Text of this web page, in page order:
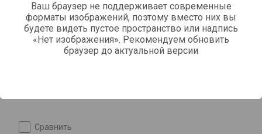
Ваш браузер не поддерживает современные
форматы изображений, поэтому вместо них вы
будете видеть пустое пространство или надпись
«Нет изображения». Рекомендуем обновить
браузер до актуальной версии
сравнить